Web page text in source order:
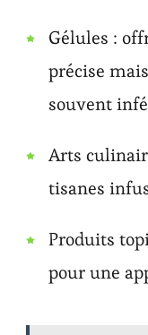
Gélules :
précise
souvent
Arts
tisanes
Produits
pour une